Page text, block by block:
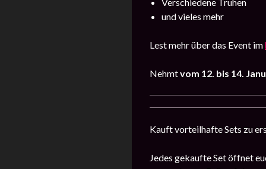
und vieles mehr
Lest mehr über das Event im
Nehmtvom 12. bis 14.
Kauft vorteilhafte Sets zu
Jedes gekaufte Set öffnet